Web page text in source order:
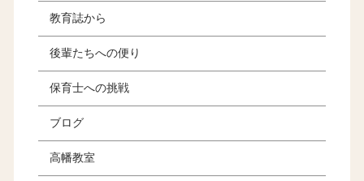
教育誌から
後輩たちへの便り
保育士への挑戦
ブログ
高幡教室